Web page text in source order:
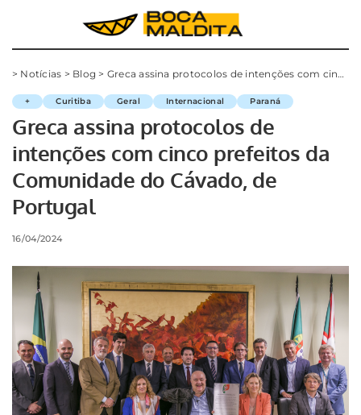
> Notícias > Blog > Greca assina protocolos de intenções com cinco prefeitos da Comunidade do Cávado, de Portugal
+ Curitiba Geral Internacional Paraná
Greca assina protocolos de
intenções com cinco prefeitos da
Comunidade do Cávado, de
Portugal
16/04/2024